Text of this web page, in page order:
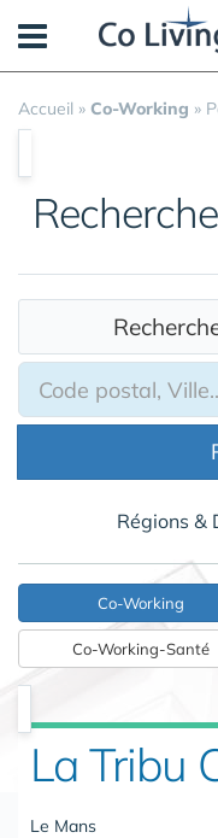
Accueil » Co-Working »
Régions &
Co-Working
Co-Working-Santé
La Tribu
Le Mans
Panneau de gestion des